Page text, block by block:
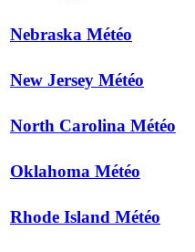
Nebraska Météo
New Jersey Météo
North Carolina Météo
Oklahoma Météo
Rhode Island Météo